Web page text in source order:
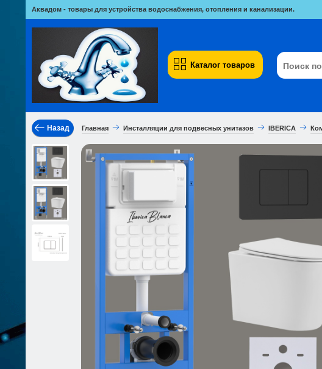
Аквадом - товары для устройства водоснабжения, отопления и канализации.
Каталог товаров
Назад Главная Инсталляции для подвесных унитазов IBERICA